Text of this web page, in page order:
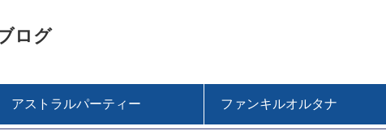
ログ
アストラルパーティー ファンキルオルタナ